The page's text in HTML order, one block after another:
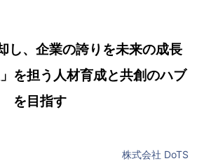
し、企業の誇りを未来の成長
を担う人材育成と共創のハブ
を目指す
株式会社 DoTS